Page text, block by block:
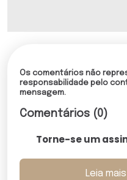
Os comentários não
responsabilidade pelo
mensagem.
Comentários (0)
Torne-se um
Leia